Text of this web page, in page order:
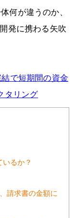
何が違うのか、
発に携わる矢吹
で短期間の資金
タリング
るか？
請求書の金額に